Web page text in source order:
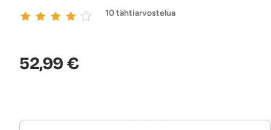
10 tähtiarvostelua
Hinta:
52,99 €